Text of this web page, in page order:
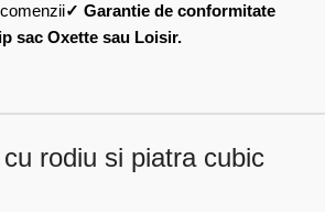
✓ Garantie de conformitate
sac Oxette sau Loisir.
rodiu si piatra cubic